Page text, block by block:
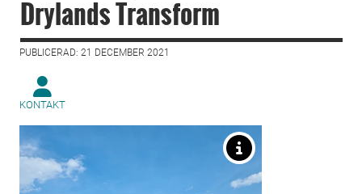
Drylands Transform
PUBLICERAD: 21 DECEMBER 2021
KONTAKT